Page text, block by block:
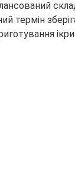
термін